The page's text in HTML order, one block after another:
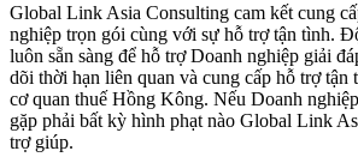
Global Link Asia Consulting cam kết cung
nghiệp trọn gói cùng với sự hỗ trợ tận tình.
luôn sẵn sàng để hỗ trợ Doanh nghiệp giải
dõi thời hạn liên quan và cung cấp hỗ trợ
cơ quan thuế Hồng Kông. Nếu Doanh
gặp phải bất kỳ hình phạt nào Global Link
trợ giúp.